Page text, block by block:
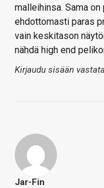
malleihinsa. Sama
ehdottomasti paras
vain keskitason
nähdä high end
Kirjaudu sisään
Jar-Fin